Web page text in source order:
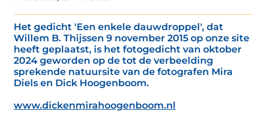
Het gedicht 'Een enkele dauwdroppel', dat
Willem B. Thijssen 9 november 2015 op onze site
heeft geplaatst, is het fotogedicht van oktober
2024 geworden op de tot de verbeelding
sprekende natuursite van de fotografen Mira
Diels en Dick Hoogenboom.
www.dickenmirahoogenboom.nl